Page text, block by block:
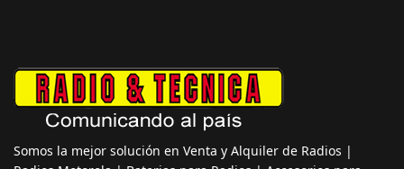
Somos la mejor solución en Venta y Alquiler de Radios |